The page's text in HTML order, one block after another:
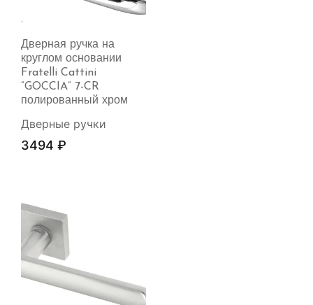
Дверная ручка на
круглом основании
Fratelli Cattini
“GOCCIA” 7-CR
полированный хром
Дверные ручки
3494 ₽